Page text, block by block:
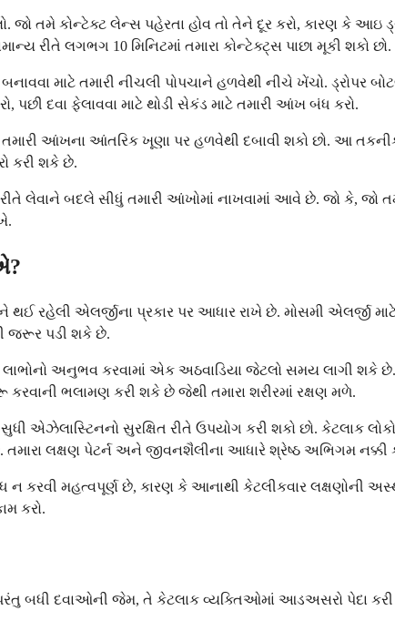
જો તમે કોન્ટેક્ટ લેન્સ પહેરતા હોવ તો તેને દૂર કરો, કારણ કે આઇ
રીતે લગભગ 10 મિનિટમાં તમારા કોન્ટેક્ટ્સ પાછા મૂકી શકો છો.
માટે તમારી નીચલી પોપચાને હળવેથી નીચે ખેંચો. ડ્રોપર
પછી દવા ફેલાવવા માટે થોડી સેકંડ માટે તમારી આંખ બંધ કરો.
તમારી આંખના આંતરિક ખૂણા પર હળવેથી દબાવી શકો છો.
કરી શકે છે.
લેવાને બદલે સીધું તમારી આંખોમાં નાખવામાં આવે છે. જો કે, જો
થઈ રહેલી એલર્જીના પ્રકાર પર આધાર રાખે છે. મોસમી એલર્જી
જરૂર પડી શકે છે.
લાભોનો અનુભવ કરવામાં એક અઠવાડિયા જેટલો સમય લાગી શકે છે.
ભલામણ કરી શકે છે જેથી તમારા શરીરમાં રક્ષણ મળે.
એઝેલાસ્ટિનનો સુરક્ષિત રીતે ઉપયોગ કરી શકો છો. કેટલાક
લક્ષણ પેટર્ન અને જીવનશૈલીના આધારે શ્રેષ્ઠ અભિગમ નક્કી
ન કરવી મહત્વપૂર્ણ છે, કારણ કે આનાથી કેટલીકવાર લક્ષણોની
કરો.
બધી દવાઓની જેમ, તે કેટલાક વ્યક્તિઓમાં આડઅસરો પેદા